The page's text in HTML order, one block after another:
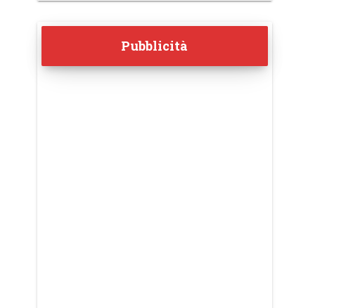
Pubblicità